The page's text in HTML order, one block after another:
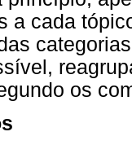
a cada
os